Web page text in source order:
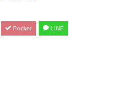
Pocket LINE